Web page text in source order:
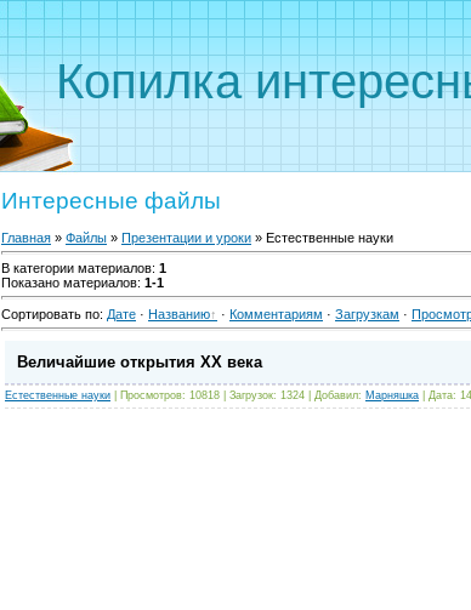
Копилка
Интересные файлы
Главная » Файлы » Презентации и уроки » Естественные науки
В категории материалов: 1
Показано материалов: 1-1
Сортировать по: Дате · Названию · Комментариям · Загрузкам ·
Величайшие открытия XX века
Естественные науки Просмотров: 10818 Загрузок: 1324 Добавил: Марняшка Дата: